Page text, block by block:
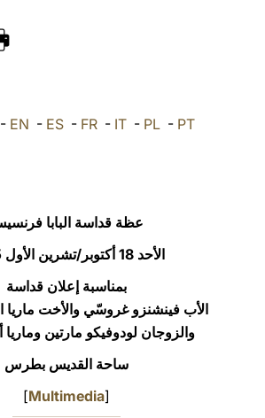
- EN - ES - FR - IT - PL - PT
عظة قداسة البابا
الأحد 18 أكتوبر/تشرين الأول 2015
بمناسبة إعلان قداسة
الأب فينشنزو غروسّي والأخت ماريا
والزوجان لودوفيكو مارتين وماريا
ساحة القديس بطرس
[
Multimedia
]